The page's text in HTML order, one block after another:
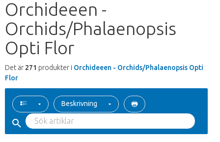
Orchideeen -
Orchids/Phalaenopsis
Opti Flor
Det är 271 produkter i Orchideeen - Orchids/Phalaenopsis Opti
Flor
Beskrivning